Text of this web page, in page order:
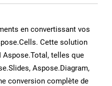
en convertissant vos
Cette solution
Aspose.Total, telles que
Aspose.Diagram,
conversion complète de